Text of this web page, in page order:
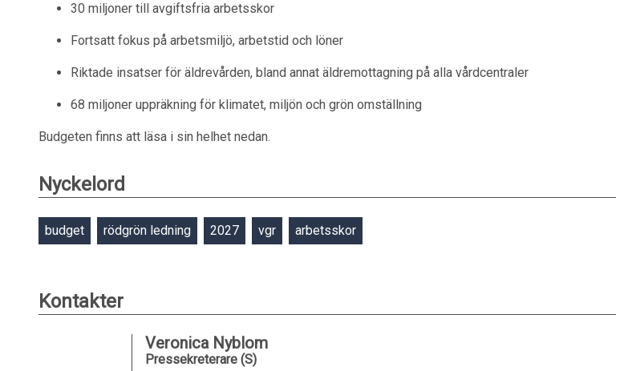
30 miljoner till avgiftsfria arbetsskor
Fortsatt fokus på arbetsmiljö, arbetstid och löner
Riktade insatser för äldrevården, bland annat äldremottagning på alla vårdcentraler
68 miljoner uppräkning för klimatet, miljön och grön omställning
Budgeten finns att läsa i sin helhet nedan.
Nyckelord
budget rödgrön ledning 2027 vgr arbetsskor
Kontakter
Veronica Nyblom
Pressekreterare (S)